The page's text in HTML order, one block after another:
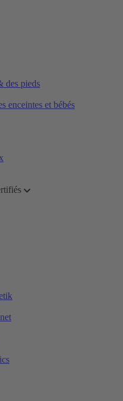
des pieds
enceintes et bébés